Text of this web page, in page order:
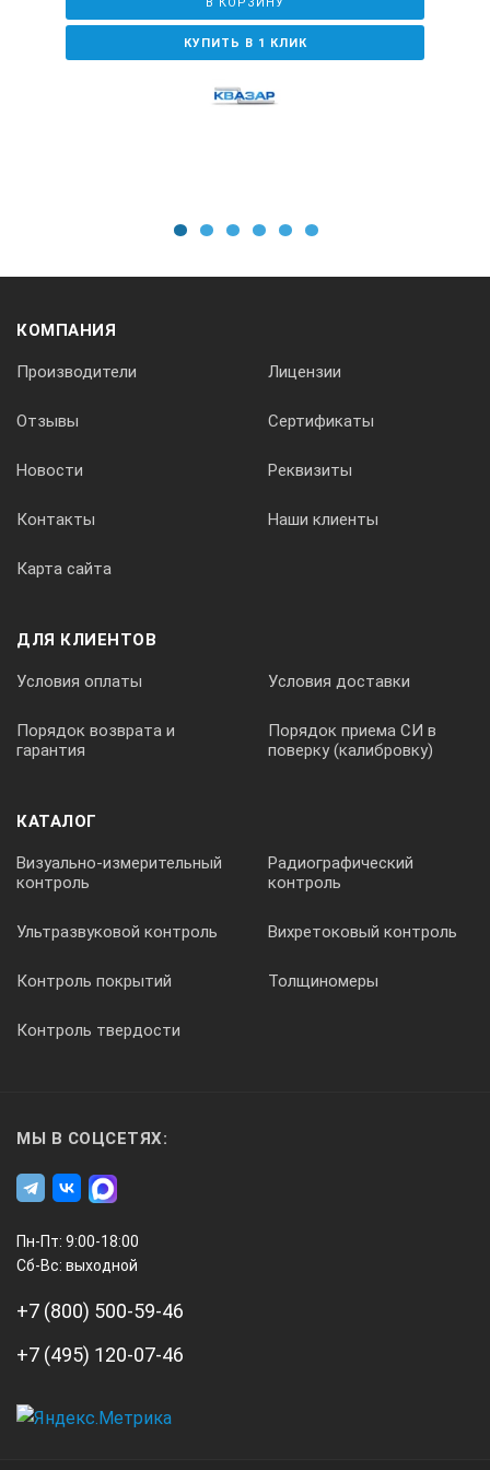
В КОРЗИНУ
КУПИТЬ В 1 КЛИК
КОМПАНИЯ
Производители Лицензии
Отзывы Сертификаты
Новости Реквизиты
Контакты Наши клиенты
Карта сайта
ДЛЯ КЛИЕНТОВ
Условия оплаты Условия доставки
Порядок возврата и
гарантия
Порядок приема СИ в
поверку (калибровку)
КАТАЛОГ
Визуально-измерительный
контроль
Радиографический
контроль
Ультразвуковой контроль Вихретоковый контроль
Контроль покрытий Толщиномеры
Контроль твердости
МЫ В СОЦСЕТЯХ:
Пн-Пт: 9:00-18:00
Сб-Вс: выходной
+7 (800) 500-59-46
+7 (495) 120-07-46